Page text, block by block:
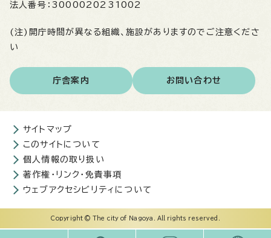
法人番号： 3000020231002
(注)開庁時間が異なる組織、施設がありますのでご注意くださ
い
庁舎案内 お問い合わせ
サイトマップ
このサイトについて
個人情報の取り扱い
著作権・リンク・免責事項
ウェブアクセシビリティについて
Copyright © The city of Nagoya. All rights reserved.